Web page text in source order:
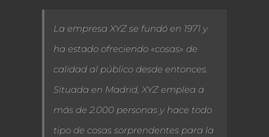
La empresa XYZ se fundó en 1971 y
ha estado ofreciendo «cosas» de
calidad al público desde entonces.
Situada en Madrid, XYZ emplea a
más de 2.000 personas y hace todo
tipo de cosas sorprendentes para la